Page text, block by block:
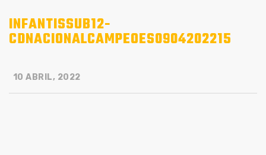
INFANTISSUB12-
CDNACIONALCAMPEOES0904202215
10 ABRIL, 2022